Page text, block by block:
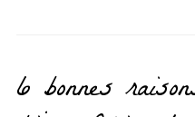
6 bonnes